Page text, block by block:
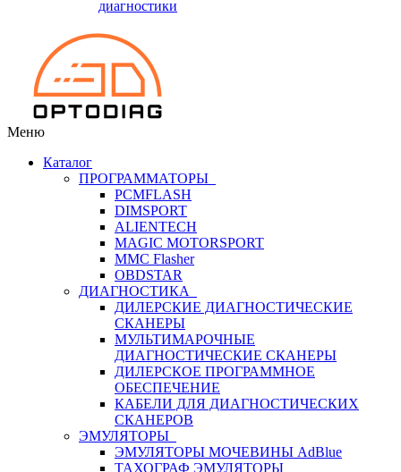
диагностики
Меню
Каталог
ПРОГРАММАТОРЫ
PCMFLASH
DIMSPORT
ALIENTECH
MAGIC MOTORSPORT
MMC Flasher
OBDSTAR
ДИАГНОСТИКА
ДИЛЕРСКИЕ ДИАГНОСТИЧЕСКИЕ
СКАНЕРЫ
МУЛЬТИМАРОЧНЫЕ
ДИАГНОСТИЧЕСКИЕ СКАНЕРЫ
ДИЛЕРСКОЕ ПРОГРАММНОЕ
ОБЕСПЕЧЕНИЕ
КАБЕЛИ ДЛЯ ДИАГНОСТИЧЕСКИХ
СКАНЕРОВ
ЭМУЛЯТОРЫ
ЭМУЛЯТОРЫ МОЧЕВИНЫ АdBlue
ТАХОГРАФ ЭМУЛЯТОРЫ